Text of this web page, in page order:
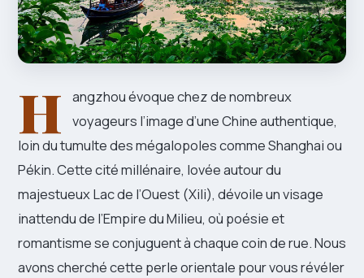
H
angzhou évoque chez de nombreux
voyageurs l’image d’une Chine authentique,
loin du tumulte des mégalopoles comme Shanghai ou
Pékin. Cette cité millénaire, lovée autour du
majestueux Lac de l’Ouest (Xili), dévoile un visage
inattendu de l’Empire du Milieu, où poésie et
romantisme se conjuguent à chaque coin de rue. Nous
avons cherché cette perle orientale pour vous révéler